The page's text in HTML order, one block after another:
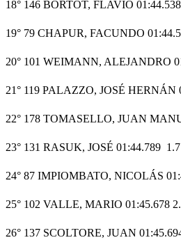
18° 146 BORTOT, FLAVIO
19° 79 CHAPUR, FACUNDO
20° 101 WEIMANN, ALEJANDRO
21° 119 PALAZZO, JOSÉ HERNÁN
22° 178 TOMASELLO, JUAN
23° 131 RASUK, JOSÉ 01:44.789
24° 87 IMPIOMBATO, NICOLÁS
25° 102 VALLE, MARIO 01:45.678
26° 137 SCOLTORE, JUAN